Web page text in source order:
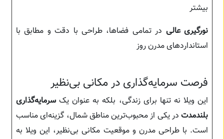
بیشتر
نورگیری عالی در تمامی فضاها، طراحی با دقت و مطابق با
استانداردهای مدرن روز
فرصت سرمایه‌گذاری در مکانی بی‌نظیر
این ویلا نه تنها برای زندگی، بلکه به عنوان یک سرمایه‌گذاری
بلندمدت در یکی از محبوب‌ترین مناطق شمال، گزینه‌ای مناسب
است. با طراحی مدرن و موقعیت مکانی بی‌نظیر، این ویلا به